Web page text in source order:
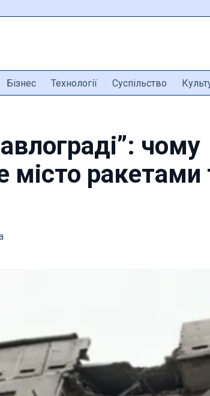
Бізнес Технології Суспільство
чому
місто ракетами